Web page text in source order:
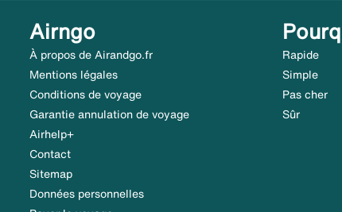
Airngo
À propos de Airandgo.fr
Mentions légales
Conditions de voyage
Garantie annulation de voyage
Airhelp+
Contact
Sitemap
Données personnelles
Rapide
Simple
Pas cher
Sûr